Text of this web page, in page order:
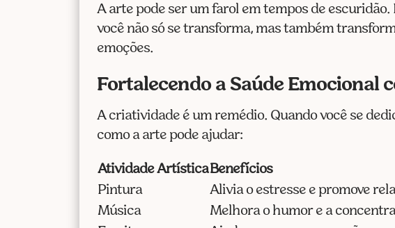
A arte pode ser um farol em tempos de escuridão.
você não só se transforma, mas também
emoções.
Fortalecendo a Saúde Emocional
A criatividade é um remédio. Quando você se
como a arte pode ajudar:
Atividade ArtísticaBenefícios
Pintura
Alivia o estresse e promove
Música
Melhora o humor e a